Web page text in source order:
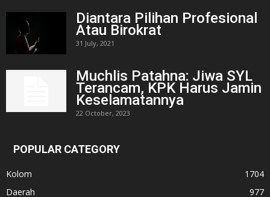
Diantara Pilihan Profesional
Atau Birokrat
31 July, 2021
Muchlis Patahna: Jiwa SYL
Terancam, KPK Harus Jamin
Keselamatannya
22 October, 2023
POPULAR CATEGORY
Kolom
1704
Daerah
977